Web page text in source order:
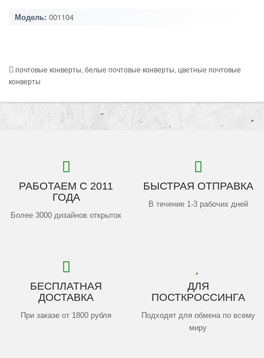
Модель: 001104
почтовые конверты, белые почтовые конверты, цветные почтовые
конверты
РАБОТАЕМ С 2011
ГОДА
Более 3000 дизайнов открыток
БЫСТРАЯ ОТПРАВКА
В течение 1-3 рабочих дней
БЕСПЛАТНАЯ
ДОСТАВКА
При заказе от 1800 рубля
ДЛЯ
ПОСТКРОССИНГА
Подходят для обмена по всему
миру